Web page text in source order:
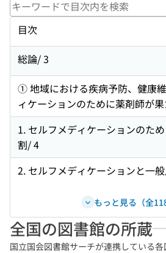
目次
総論/ 3
① 地域における疾病予防、健康
ィケーションのために薬剤師が
1. セルフメディケーションのた
割/ 4
2. セルフメディケーションと一
もっと見る（全
全国の図書館の所蔵
国立国会図書館サーチが連携している